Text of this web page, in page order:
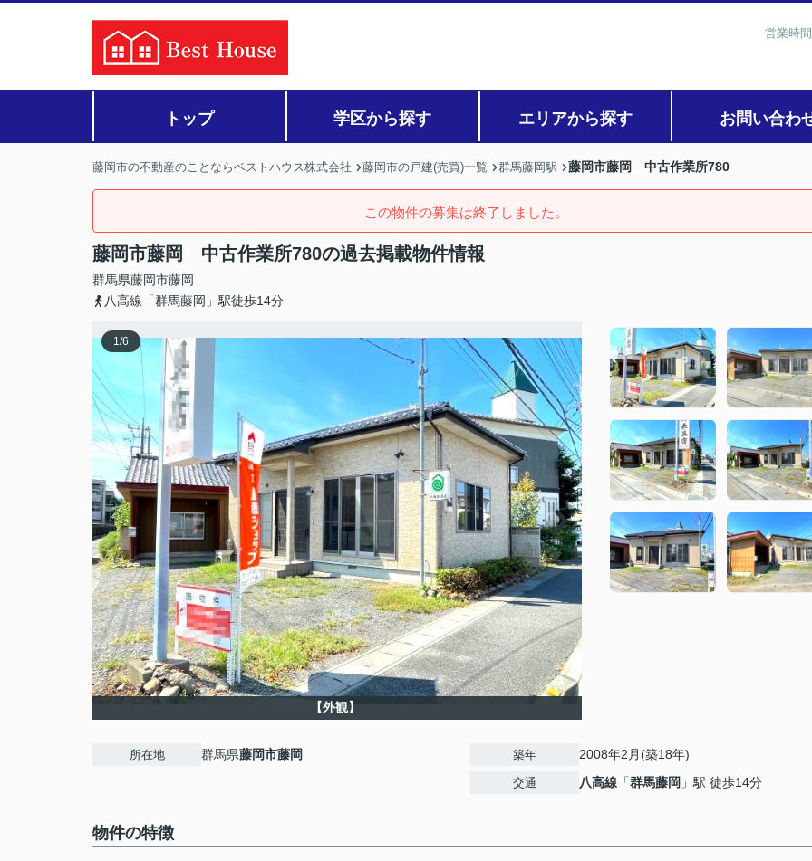
営業時
トップ 学区から探す エリアから探す お問い合わ
藤岡市の不動産のことならベストハウス株式会社 藤岡市の戸建(売買)一覧 群馬藤岡駅 藤岡市藤岡 中古作業所780
この物件の募集は終了しました。
藤岡市藤岡 中古作業所780の過去掲載物件情報
群馬県藤岡市藤岡
八高線「群馬藤岡」駅徒歩14分
1/6
【外観】
所在地 群馬県藤岡市藤岡 築年 2008年2月(築18年)
交通 八高線 「群馬藤岡 」駅 徒歩14分
物件の特徴